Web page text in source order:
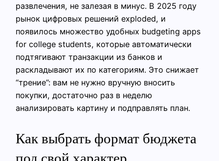
развлечения, не залезая в минус. В 2025 году
рынок цифровых решений exploded, и
появилось множество удобных budgeting apps
for college students, которые автоматически
подтягивают транзакции из банков и
раскладывают их по категориям. Это снижает
“трение”: вам не нужно вручную вносить
покупки, достаточно раз в неделю
анализировать картину и подправлять план.
Как выбрать формат бюджета